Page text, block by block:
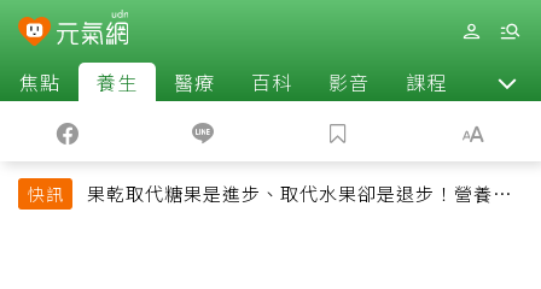
焦點 養生 醫療 百科 影音 課程 退休
快訊
果乾取代糖果是進步、取代水果卻是退步！營養師